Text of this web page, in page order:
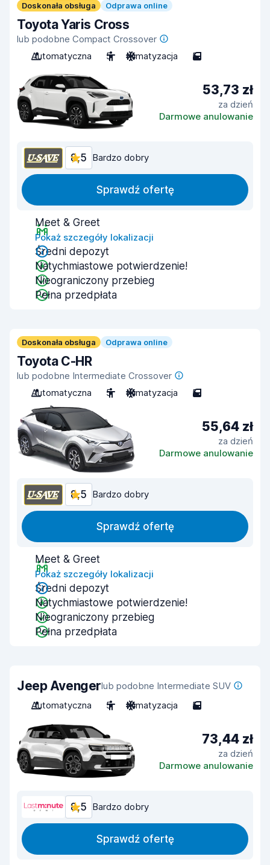
Doskonała obsługa Odprawa online
Toyota Yaris Cross
lub podobne Compact Crossover
Automatyczna
5 Klimatyzacja 5
53,73 zł
za dzień
Darmowe anulowanie
8,5 Bardzo dobry
Sprawdź ofertę
Meet & Greet
Pokaż szczegóły lokalizacji
Średni depozyt
Natychmiastowe potwierdzenie!
Nieograniczony przebieg
Pełna przedpłata
Doskonała obsługa Odprawa online
Toyota C-HR
lub podobne Intermediate Crossover
Automatyczna
5 Klimatyzacja 5
55,64 zł
za dzień
Darmowe anulowanie
8,5 Bardzo dobry
Sprawdź ofertę
Meet & Greet
Pokaż szczegóły lokalizacji
Średni depozyt
Natychmiastowe potwierdzenie!
Nieograniczony przebieg
Pełna przedpłata
Jeep Avengerlub podobne Intermediate SUV
Automatyczna
5 Klimatyzacja 5
73,44 zł
za dzień
Darmowe anulowanie
8,5 Bardzo dobry
Sprawdź ofertę